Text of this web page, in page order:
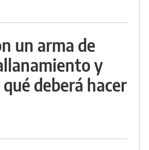
un arma de
y
deberá hacer